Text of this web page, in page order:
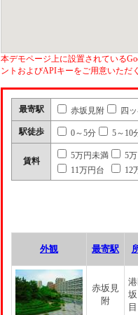
本デモページ上に設置されている
ントおよびAPIキーをご用意いただ
最寄駅 赤坂見附 四
駅徒歩 0～5分 5～10
賃料
5万円未満
5
11万円台
12
外観 最寄駅
赤坂見
附
目